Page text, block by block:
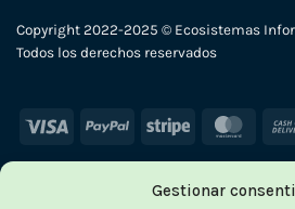
Gestionar
Copyright 2022-2025 © Ecosistemas
Todos los derechos reservados
Visa PayPal Stripe